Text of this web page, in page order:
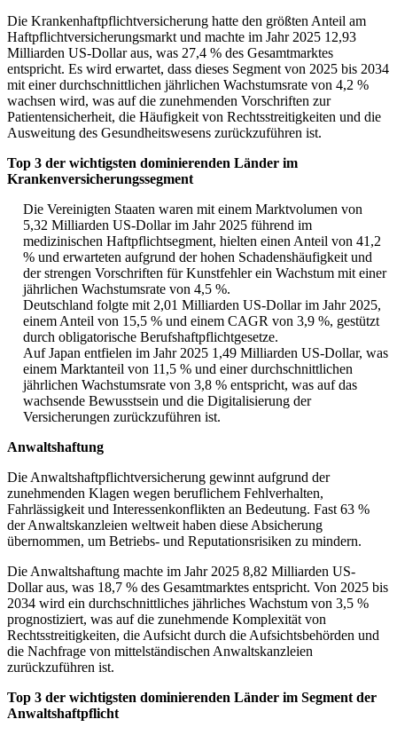
Die Krankenhaftpflichtversicherung hatte den größten Anteil am
Haftpflichtversicherungsmarkt und machte im Jahr 2025 12,93
Milliarden US-Dollar aus, was 27,4 % des Gesamtmarktes
entspricht. Es wird erwartet, dass dieses Segment von 2025 bis 2034
mit einer durchschnittlichen jährlichen Wachstumsrate von 4,2 %
wachsen wird, was auf die zunehmenden Vorschriften zur
Patientensicherheit, die Häufigkeit von Rechtsstreitigkeiten und die
Ausweitung des Gesundheitswesens zurückzuführen ist.
Top 3 der wichtigsten dominierenden Länder im
Krankenversicherungssegment
Die Vereinigten Staaten waren mit einem Marktvolumen von
5,32 Milliarden US-Dollar im Jahr 2025 führend im
medizinischen Haftpflichtsegment, hielten einen Anteil von 41,2
% und erwarteten aufgrund der hohen Schadenshäufigkeit und
der strengen Vorschriften für Kunstfehler ein Wachstum mit einer
jährlichen Wachstumsrate von 4,5 %.
Deutschland folgte mit 2,01 Milliarden US-Dollar im Jahr 2025,
einem Anteil von 15,5 % und einem CAGR von 3,9 %, gestützt
durch obligatorische Berufshaftpflichtgesetze.
Auf Japan entfielen im Jahr 2025 1,49 Milliarden US-Dollar, was
einem Marktanteil von 11,5 % und einer durchschnittlichen
jährlichen Wachstumsrate von 3,8 % entspricht, was auf das
wachsende Bewusstsein und die Digitalisierung der
Versicherungen zurückzuführen ist.
Anwaltshaftung
Die Anwaltshaftpflichtversicherung gewinnt aufgrund der
zunehmenden Klagen wegen beruflichem Fehlverhalten,
Fahrlässigkeit und Interessenkonflikten an Bedeutung. Fast 63 %
der Anwaltskanzleien weltweit haben diese Absicherung
übernommen, um Betriebs- und Reputationsrisiken zu mindern.
Die Anwaltshaftung machte im Jahr 2025 8,82 Milliarden US-
Dollar aus, was 18,7 % des Gesamtmarktes entspricht. Von 2025 bis
2034 wird ein durchschnittliches jährliches Wachstum von 3,5 %
prognostiziert, was auf die zunehmende Komplexität von
Rechtsstreitigkeiten, die Aufsicht durch die Aufsichtsbehörden und
die Nachfrage von mittelständischen Anwaltskanzleien
zurückzuführen ist.
Top 3 der wichtigsten dominierenden Länder im Segment der
Anwaltshaftpflicht